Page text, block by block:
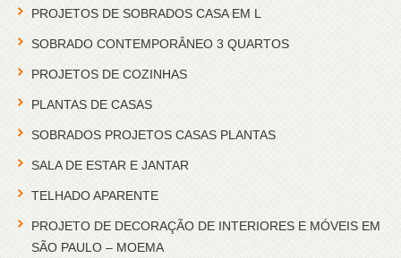
PROJETOS DE SOBRADOS CASA EM L
SOBRADO CONTEMPORÂNEO 3 QUARTOS
PROJETOS DE COZINHAS
PLANTAS DE CASAS
SOBRADOS PROJETOS CASAS PLANTAS
SALA DE ESTAR E JANTAR
TELHADO APARENTE
PROJETO DE DECORAÇÃO DE INTERIORES E MÓVEIS EM
SÃO PAULO – MOEMA